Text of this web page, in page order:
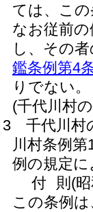
ては、こ
なお従前
し、その
鑑条例第4
りでない。
(千代川村
3
千代川村
川村条例第
例の規定
付 則 (
この条例